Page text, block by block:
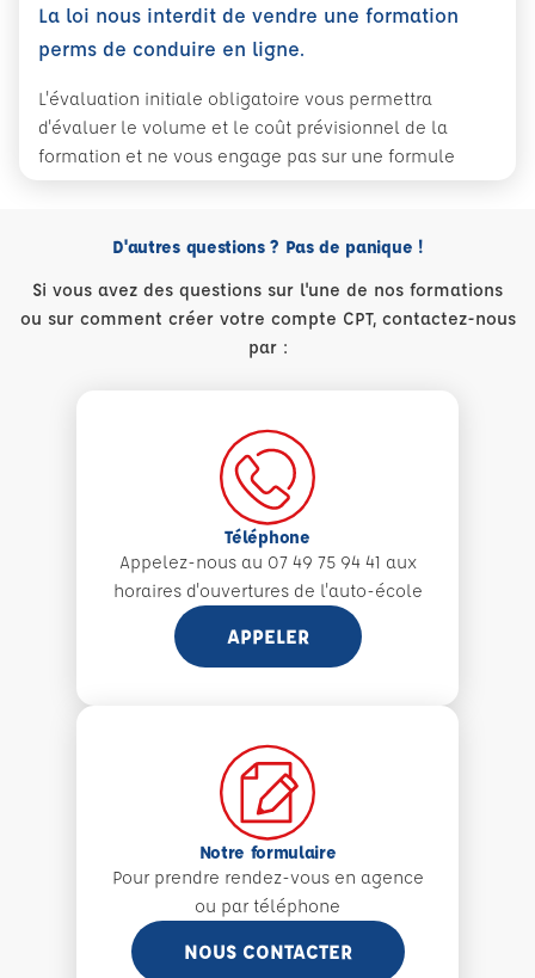
La loi nous interdit de vendre une formation
perms de conduire en ligne.
L'évaluation initiale obligatoire vous permettra
d'évaluer le volume et le coût prévisionnel de la
formation et ne vous engage pas sur une formule
D'autres questions ? Pas de panique !
Si vous avez des questions sur l'une de nos formations
ou sur comment créer votre compte CPT, contactez-nous
par :
Téléphone
Appelez-nous au 07 49 75 94 41 aux
horaires d'ouvertures de l'auto-école
APPELER
Notre formulaire
Pour prendre rendez-vous en agence
ou par téléphone
NOUS CONTACTER